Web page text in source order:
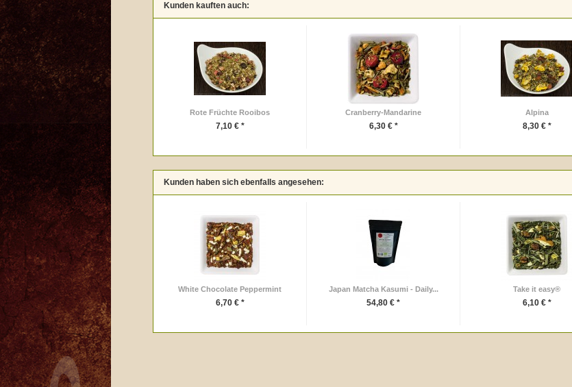
Kunden kauften auch:
Rote Früchte Rooibos
7,10 € *
Cranberry-Mandarine
6,30 € *
Alpina
8,30 € *
Kunden haben sich ebenfalls angesehen:
White Chocolate Peppermint
6,70 € *
Japan Matcha Kasumi - Daily...
54,80 € *
Take it easy®
6,10 € *